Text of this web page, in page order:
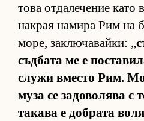
това от­да­ле­че­ние като
нак­рая на­мира Рим на
мо­ре, зак­лю­ча­вай­ки: „
съд­бата ме е
служи вместо Рим.
муза се за­до­во­лява с
та­кава е доб­рата